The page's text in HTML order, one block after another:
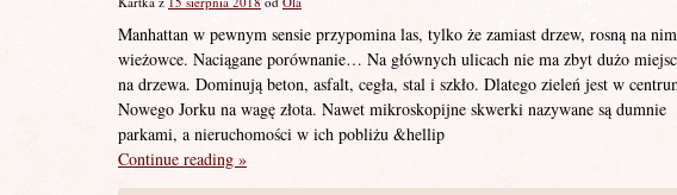
Manhattan w pewnym sensie przypomina las, tylko że zamiast drzew, rosną na nim
wieżowce. Naciągane porównanie… Na głównych ulicach nie ma zbyt dużo
na drzewa. Dominują beton, asfalt, cegła, stal i szkło. Dlatego zieleń jest w
Nowego Jorku na wagę złota. Nawet mikroskopijne skwerki nazywane są dumnie
parkami, a nieruchomości w ich pobliżu &hellip
Continue reading »